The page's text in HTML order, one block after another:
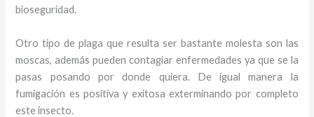
bioseguridad.
Otro tipo de plaga que resulta ser bastante molesta son las
moscas, además pueden contagiar enfermedades ya que se la
pasas posando por donde quiera. De igual manera la
fumigación es positiva y exitosa exterminando por completo
este insecto.